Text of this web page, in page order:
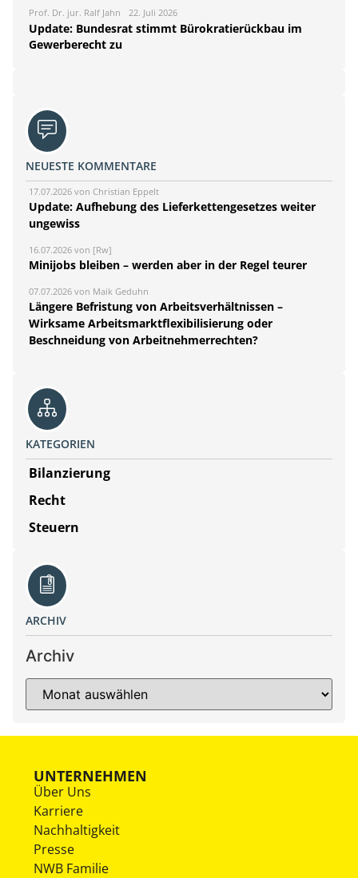
Prof. Dr. jur. Ralf Jahn 22. Juli 2026
Update: Bundesrat stimmt Bürokratierückbau im
Gewerberecht zu
NEUESTE KOMMENTARE
17.07.2026 von Christian Eppelt
Update: Aufhebung des Lieferkettengesetzes weiter
ungewiss
16.07.2026 von [Rw]
Minijobs bleiben – werden aber in der Regel teurer
07.07.2026 von Maik Geduhn
Längere Befristung von Arbeitsverhältnissen –
Wirksame Arbeitsmarktflexibilisierung oder
Beschneidung von Arbeitnehmerrechten?
KATEGORIEN
Bilanzierung
Recht
Steuern
ARCHIV
Archiv
UNTERNEHMEN
Über Uns
Karriere
Nachhaltigkeit
Presse
NWB Familie